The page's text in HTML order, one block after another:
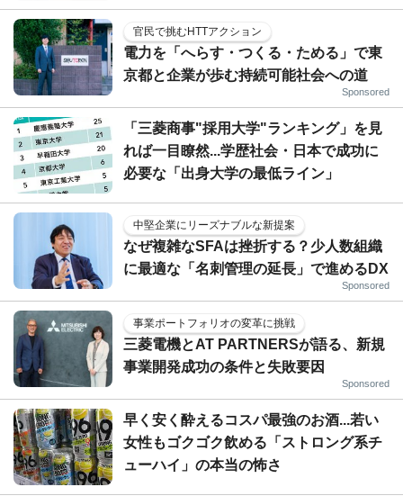
官民で挑むHTTアクション
電力を「へらす・つくる・ためる」で東
京都と企業が歩む持続可能社会への道
Sponsored
「三菱商事"採用大学"ランキング」を見
れば一目瞭然...学歴社会・日本で成功に
必要な「出身大学の最低ライン」
中堅企業にリーズナブルな新提案
なぜ複雑なSFAは挫折する？少人数組織
に最適な「名刺管理の延長」で進めるDX
Sponsored
事業ポートフォリオの変革に挑戦
三菱電機とAT PARTNERSが語る、新規
事業開発成功の条件と失敗要因
Sponsored
早く安く酔えるコスパ最強のお酒...若い
女性もゴクゴク飲める「ストロング系チ
ューハイ」の本当の怖さ